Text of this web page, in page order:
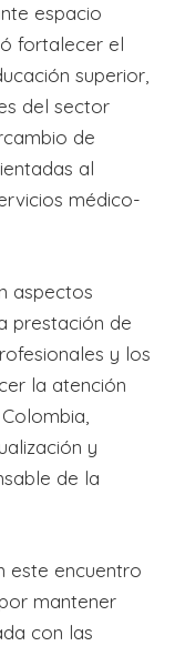
espacio
fortalecer el
superior,
del sector
de
al
médico-
aspectos
prestación de
y los
la atención
y
de la
este encuentro
mantener
con las